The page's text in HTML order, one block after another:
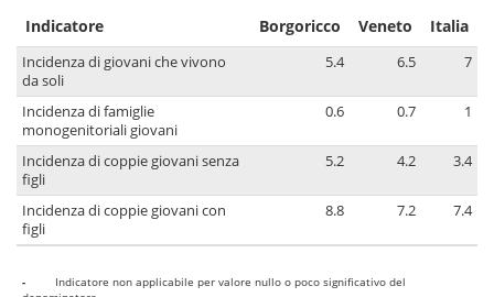
Indicatore Borgoricco Veneto Italia
Incidenza di giovani che vivono
da soli
5.4 6.5 7
Incidenza di famiglie
monogenitoriali giovani
0.6 0.7 1
Incidenza di coppie giovani senza
figli
5.2 4.2 3.4
Incidenza di coppie giovani con
figli
8.8 7.2 7.4
-
Indicatore non applicabile per valore nullo o poco significativo del